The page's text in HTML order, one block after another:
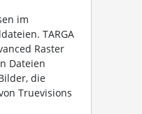
im
TARGA
Raster
Dateien
die
Truevisions